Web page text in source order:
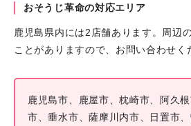
おそうじ革命の対応エリア
鹿児島県内には2店舗あります。周辺
ことがありますので、お問い合わせく
鹿児島市、鹿屋市、枕崎市、阿久
市、垂水市、薩摩川内市、日置市